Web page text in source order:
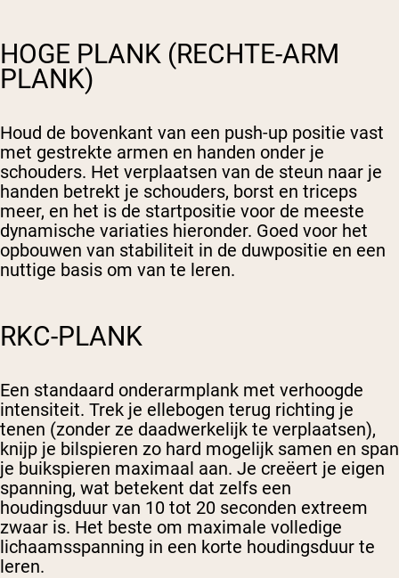
HOGE PLANK (RECHTE-ARM
PLANK)
Houd de bovenkant van een push-up positie vast
met gestrekte armen en handen onder je
schouders. Het verplaatsen van de steun naar je
handen betrekt je schouders, borst en triceps
meer, en het is de startpositie voor de meeste
dynamische variaties hieronder. Goed voor het
opbouwen van stabiliteit in de duwpositie en een
nuttige basis om van te leren.
RKC-PLANK
Een standaard onderarmplank met verhoogde
intensiteit. Trek je ellebogen terug richting je
tenen (zonder ze daadwerkelijk te verplaatsen),
knijp je bilspieren zo hard mogelijk samen en span
je buikspieren maximaal aan. Je creëert je eigen
spanning, wat betekent dat zelfs een
houdingsduur van 10 tot 20 seconden extreem
zwaar is. Het beste om maximale volledige
lichaamsspanning in een korte houdingsduur te
leren.